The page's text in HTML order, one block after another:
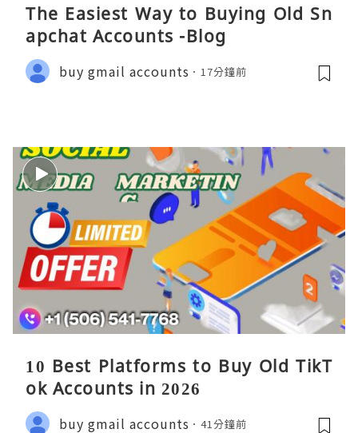
The Easiest Way to Buying Old Sn
apchat Accounts -Blog
buy gmail accounts 17分鐘前
10 Best Platforms to Buy Old TikT
ok Accounts in 2026
buy gmail accounts 41分鐘前